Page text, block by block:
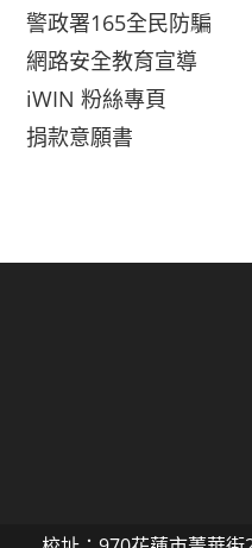
警政署165全民防騙
網路安全教育宣導
iWIN 粉絲專頁
捐款意願書